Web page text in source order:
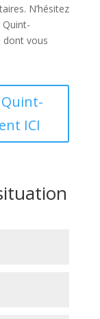
N’hésitez
Quint-
dont vous
Quint-
ICI